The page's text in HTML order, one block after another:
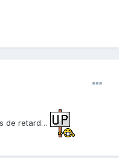
de retard…